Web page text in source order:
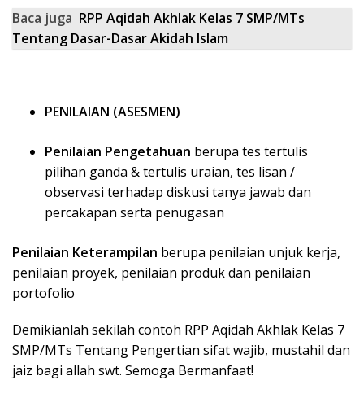
Baca juga RPP Aqidah Akhlak Kelas 7 SMP/MTs
Tentang Dasar-Dasar Akidah Islam
PENILAIAN (ASESMEN)
Penilaian Pengetahuan berupa tes tertulis
pilihan ganda & tertulis uraian, tes lisan /
observasi terhadap diskusi tanya jawab dan
percakapan serta penugasan
Penilaian Keterampilan berupa penilaian unjuk kerja,
penilaian proyek, penilaian produk dan penilaian
portofolio
Demikianlah sekilah contoh RPP Aqidah Akhlak Kelas 7
SMP/MTs Tentang Pengertian sifat wajib, mustahil dan
jaiz bagi allah swt. Semoga Bermanfaat!